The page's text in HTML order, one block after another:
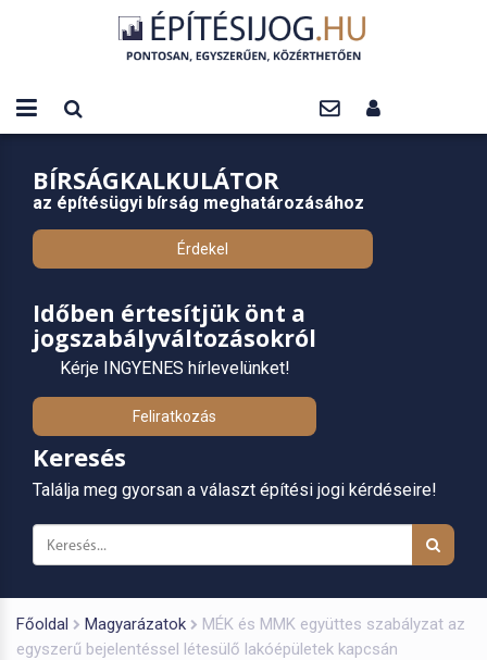
BÍRSÁGKALKULÁTOR
az építésügyi bírság meghatározásához
Érdekel
Időben értesítjük önt a
jogszabályváltozásokról
Kérje INGYENES hírlevelünket!
Feliratkozás
Keresés
Találja meg gyorsan a választ építési jogi kérdéseire!
Főoldal Magyarázatok
MÉK és MMK együttes szabályzat az
egyszerű bejelentéssel létesülő lakóépületek kapcsán